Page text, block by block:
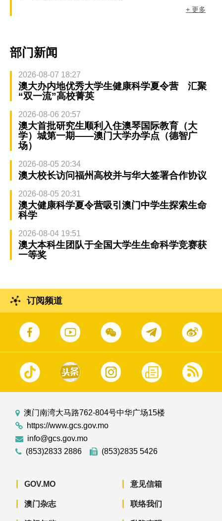
+ 更多
部门新闻
2026-08-07 18:27
澳大办内地优秀大学生健康科学夏令营 汇聚
“双一流”高校菁英
2026-08-06 20:57
澳大首批研究生顺利入住澳琴国际教育（大
学）城第一期——澳门大学办学点（德智广
场）
2026-08-05 20:34
澳大校长访问福州高校并与华大签署合作协议
2026-08-05 20:31
澳大健康科学夏令营吸引澳门中学生探索生命
科学
2026-08-04 19:51
澳大本科生团队于全国大学生生命科学竞赛获
一等奖
订阅频道
澳门南湾大马路762-804号中华广场15楼
https://www.gcs.gov.mo
info@gcs.gov.mo
(853)2833 2886
(853)2835 5426
GOV.MO
澳门杂志
意见信箱
联络我们